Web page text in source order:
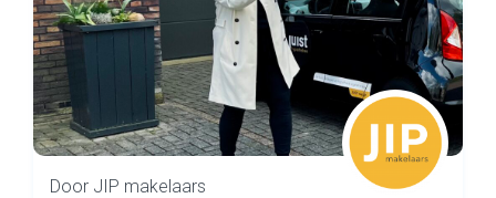
Door JIP makelaars